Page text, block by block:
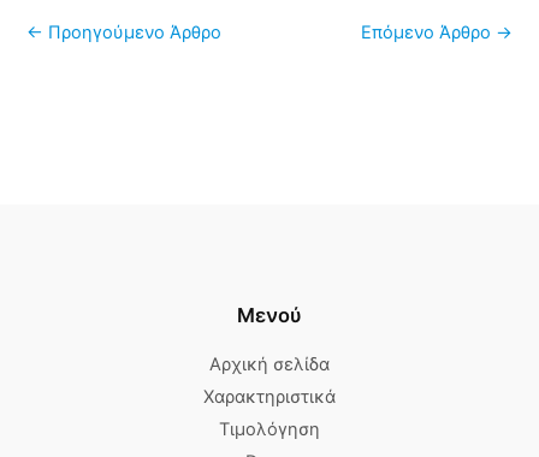
← Προηγούμενο Άρθρο Επόμενο Άρθρο →
Μενού
Αρχική σελίδα
Χαρακτηριστικά
Τιμολόγηση